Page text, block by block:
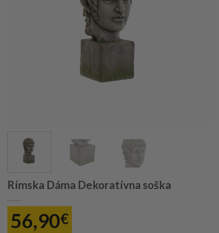
Rímska Dáma Dekoratívna soška
56,90€